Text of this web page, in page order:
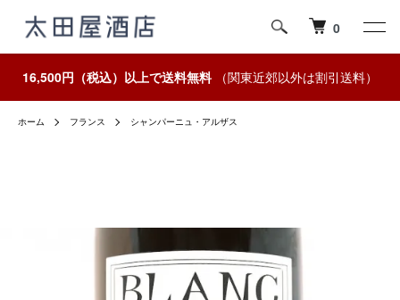
0
16,500円（税込）以上で送料無料（関東近郊以外は割引送料）
ホーム フランス シャンパーニュ・アルザス